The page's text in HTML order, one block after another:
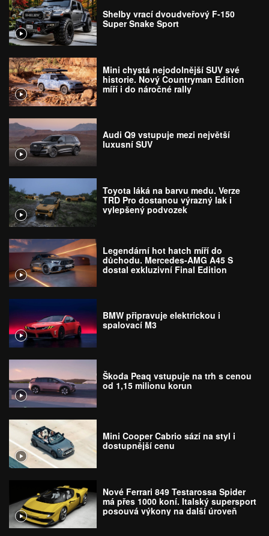
Shelby vrací dvoudveřový F-150
Super Snake Sport
Mini chystá nejodolnější SUV své
historie. Nový Countryman Edition
míří i do náročné rally
Audi Q9 vstupuje mezi největší
luxusní SUV
Toyota láká na barvu medu. Verze
TRD Pro dostanou výrazný lak i
vylepšený podvozek
Legendární hot hatch míří do
důchodu. Mercedes-AMG A45 S
dostal exkluzivní Final Edition
BMW připravuje elektrickou i
spalovací M3
Škoda Peaq vstupuje na trh s cenou
od 1,15 milionu korun
Mini Cooper Cabrio sází na styl i
dostupnější cenu
Nové Ferrari 849 Testarossa Spider
má přes 1000 koní. Italský supersport
posouvá výkony na další úroveň